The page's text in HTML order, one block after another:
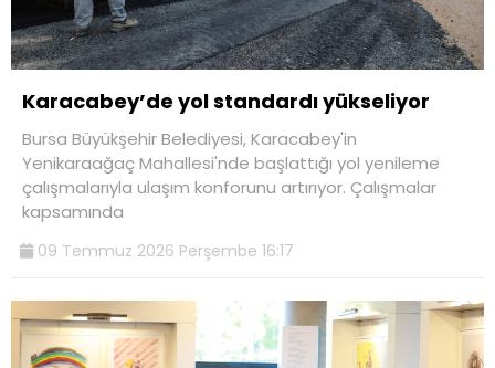
Karacabey’de yol standardı yükseliyor
Bursa Büyükşehir Belediyesi, Karacabey'in
Yenikaraağaç Mahallesi'nde başlattığı yol yenileme
çalışmalarıyla ulaşım konforunu artırıyor. Çalışmalar
kapsamında
09 Temmuz 2026 Perşembe 16:17